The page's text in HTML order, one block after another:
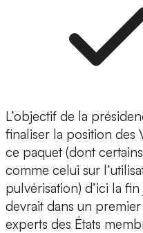
L’objectif de la
finaliser la position des
ce paquet (dont
comme celui sur
pulvérisation) d’ici la
devrait dans un
experts des États